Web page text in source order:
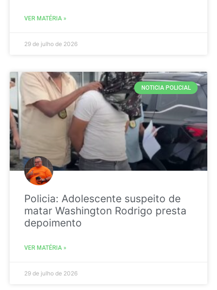
VER MATÉRIA »
29 de julho de 2026
NOTICIA POLICIAL
Policia: Adolescente suspeito de
matar Washington Rodrigo presta
depoimento
VER MATÉRIA »
29 de julho de 2026